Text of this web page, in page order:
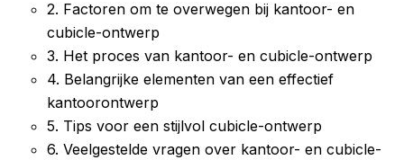
2. Factoren om te overwegen bij kantoor- en
cubicle-ontwerp
3. Het proces van kantoor- en cubicle-ontwerp
4. Belangrijke elementen van een effectief
kantoorontwerp
5. Tips voor een stijlvol cubicle-ontwerp
6. Veelgestelde vragen over kantoor- en cubicle-